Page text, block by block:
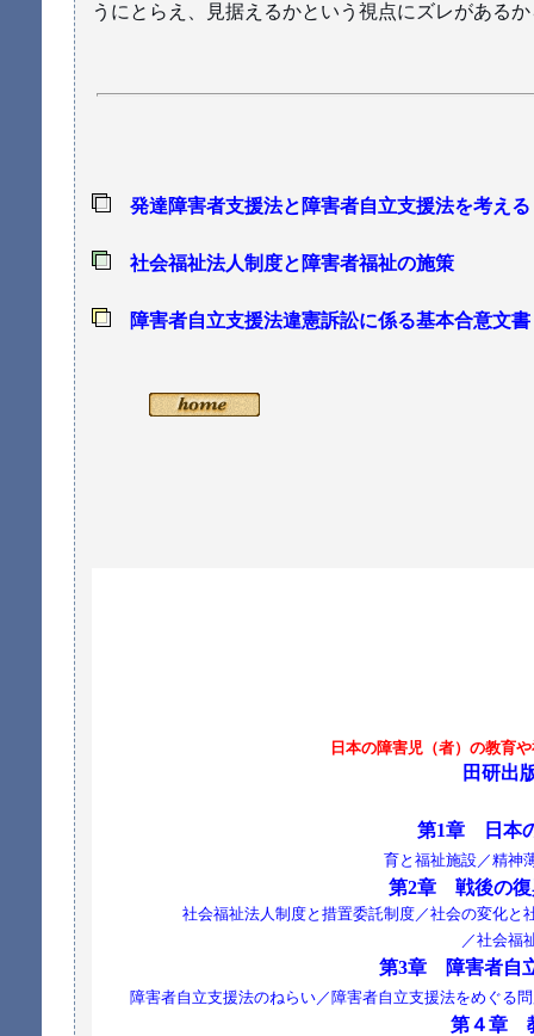
うにとらえ、見据えるかという視点にズレがある
発達障害者支援法と障害者自立支援法を考える
社会福祉法人制度と障害者福祉の施策
障害者自立支援法違憲訴訟に係る基本合意文書
日本の障害児（者）の教育
田研出
第1章 日本
育と福祉施設／精神
第2章 戦後の復
社会福祉法人制度と措置委託制度／社会の変化
／社会福
第3章 障害者自
障害者自立支援法のねらい／障害者自立支援法をめぐる
第４章